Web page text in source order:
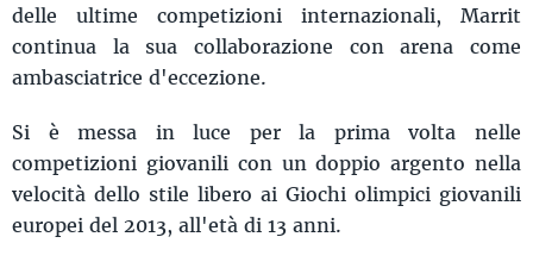
delle ultime competizioni internazionali, Marrit
continua la sua collaborazione con arena come
ambasciatrice d'eccezione.
Si è messa in luce per la prima volta nelle
competizioni giovanili con un doppio argento nella
velocità dello stile libero ai Giochi olimpici giovanili
europei del 2013, all'età di 13 anni.